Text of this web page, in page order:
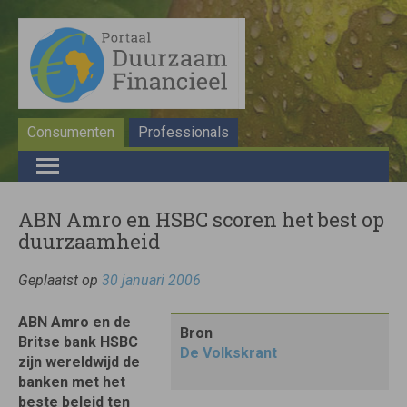
Consumenten Professionals
ABN Amro en HSBC scoren het best op
duurzaamheid
Geplaatst op 30 januari 2006
Bron
De Volkskrant
ABN Amro en de
Britse bank HSBC
zijn wereldwijd de
banken met het
beste beleid ten